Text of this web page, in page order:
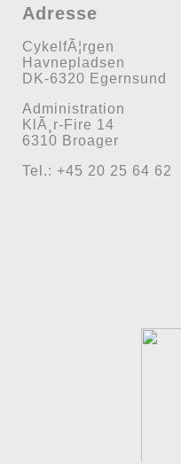
Adresse
CykelfÃ¦rgen
Havnepladsen
DK-6320 Egernsund
Administration
KlÃ¸r-Fire 14
6310 Broager
Tel.: +45 20 25 64 62